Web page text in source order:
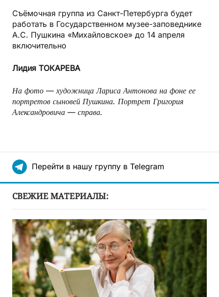
Съёмочная группа из Санкт-Петербурга будет
работать в Государственном музее-заповеднике
А.С. Пушкина «Михайловское» до 14 апреля
включительно
Лидия ТОКАРЕВА
На фото — художница Лариса Антонова на фоне ее
портретов сыновей Пушкина. Портрет Григория
Александровича — справа.
Перейти в нашу группу в Telegram
СВЕЖИЕ МАТЕРИАЛЫ: